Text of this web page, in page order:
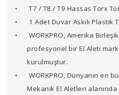
•
T7 / T8 / T9 Hassas Torx
•
1 Adet Duvar Askılı Plastik
•
WORKPRO, Amerika
profesyonel bir El Aleti
kurulmuştur.
•
WORKPRO, Dünyanın en
Mekanik El Aletleri